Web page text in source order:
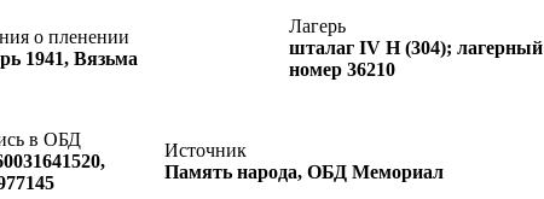
о пленении
1941, Вязьма
Лагерь
шталаг IV H (304); лагерный
номер 36210
в ОБД
Источник
Память народа, ОБД Мемориал